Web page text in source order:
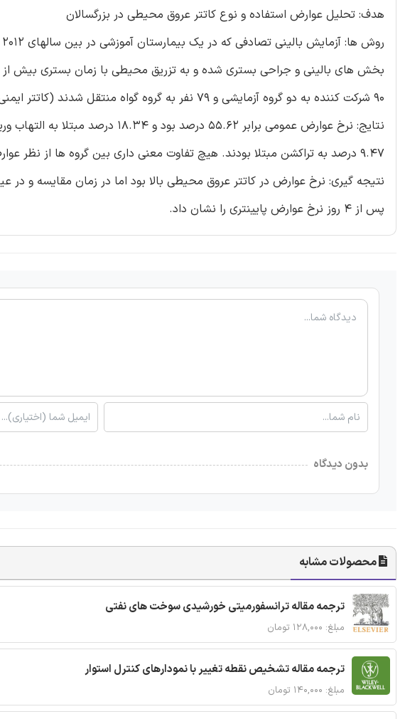
هدف: تحلیل عوارض استفاده و نوع کاتتر عروق محیطی در بزرگسالان
90 شرکت کننده به دو گروه آزمایشی و 79 نفر به گروه گواه منتقل شدند (کاتتر ایمنی کامل و کاتتر منعطف کوتاه).
9.47 درصد به تراکشن مبتلا بودند. هیچ تفاوت معنی داری بین گروه ها از نظر عوارض، التهاب وریدها، انسداد و تراکشن دیده نشد.
نتیجه گیری: نرخ عوارض در کاتتر عروق محیطی بالا بود اما در زمان مقایسه و در
پس از 4 روز نرخ عوارض پایینتری را نشان داد.
بدون دیدگاه
محصولات مشابه
ترجمه مقاله ترانسفورمیتی خورشیدی سوخت های نفتی
مبلغ: ۱۲۸,۰۰۰ تومان
ترجمه مقاله تشخیص نقطه تغییر با نمودارهای کنترل استوار
مبلغ: ۱۴۰,۰۰۰ تومان